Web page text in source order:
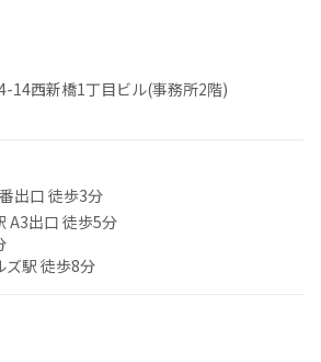
14西新橋1丁目ビル(事務所2階)
出口 徒歩3分
A3出口 徒歩5分
ズ駅 徒歩8分